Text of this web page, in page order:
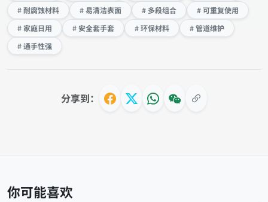
# 耐腐蚀材料 # 易清洁表面 # 多段组合
# 可重复使用
# 家庭日用
# 安全套手套 # 环保材料
# 管道维护
# 通手性强
分享到：
你可能喜欢